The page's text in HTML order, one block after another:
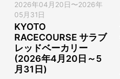
2026年04月20日 〜2026年
05月31日
KYOTO
RACECOURSE サラブ
レッドベーカリー
(2026年4月20日～5
月31日)